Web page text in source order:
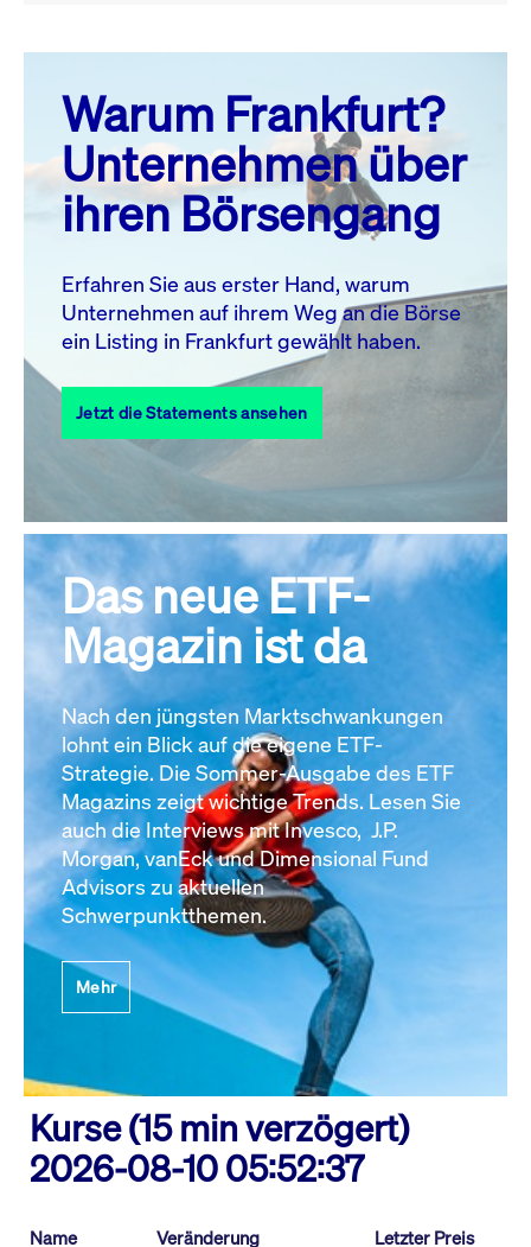
August 26
MO. DI. MI. DO. FR. SA. SO.
1
2
3
4 5 6 7 8
17 18 19 20 21 22
23
27 28
31
Alle Events
Warum Frankfurt?
Unternehmen über
ihren Börsengang
Erfahren Sie aus erster Hand, warum
Unternehmen auf ihrem Weg an die Börse
ein Listing in Frankfurt gewählt haben.
Jetzt die Statements ansehen
Das neue ETF-
Magazin ist da
Nach den jüngsten Marktschwankungen
lohnt ein Blick auf die eigene ETF-
Strategie. Die Sommer-Ausgabe des ETF
Magazins zeigt wichtige Trends. Lesen Sie
auch die Interviews mit Invesco, J.P.
Morgan, vanEck und Dimensional Fund
Advisors zu aktuellen
Schwerpunktthemen.
Mehr
Kurse (15 min verzögert)
2026-08-10 05:52:37
Name Veränderung Letzter Preis